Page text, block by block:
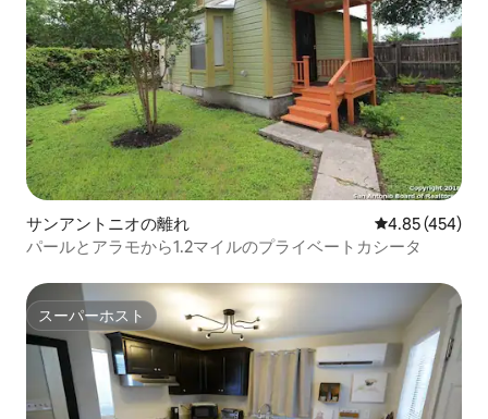
サンアントニオの離れ レビュー454
4.85 (454)
パールとアラモから1.2マイルのプライベートカシータ
スーパーホスト
スーパーホスト